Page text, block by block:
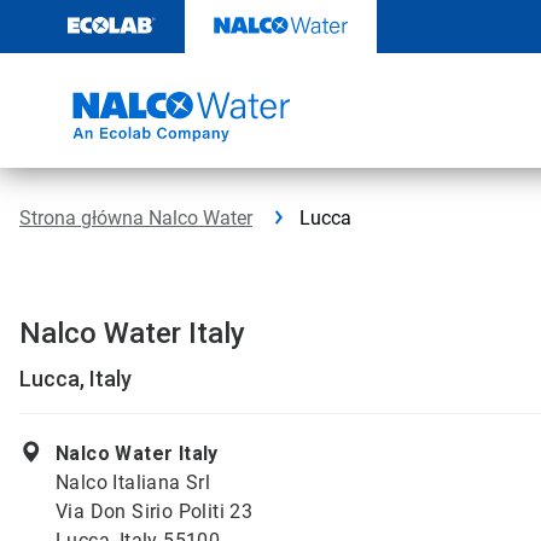
zawartości
Strona główna Nalco Water Lucca
Nalco Water Italy
Lucca, Italy
Nalco Water Italy
Nalco Italiana Srl
Via Don Sirio Politi 23